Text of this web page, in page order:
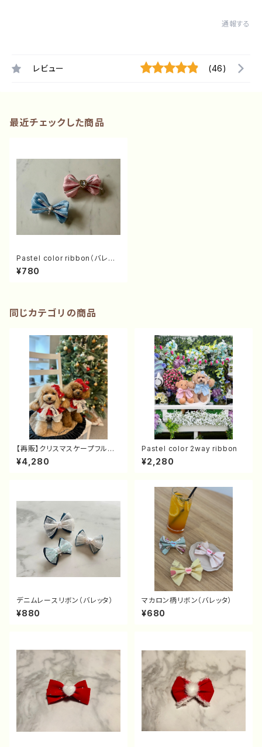
通報する
レビュー (46)
最近チェックした商品
Pastel color ribbon（バレッ
タ）
¥780
同じカテゴリの商品
【再販】クリスマスケープフルセッ
ト（リボン付ケープ+リボンバレ
ッタ）
¥4,280
Pastel color 2way ribbon
¥2,280
デニムレースリボン（バレッタ）
¥880
マカロン柄リボン（バレッタ）
¥680